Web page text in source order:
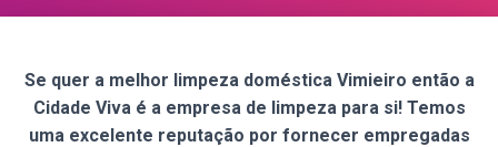
T
I
Se quer a melhor limpeza doméstica Vimieiro então a
Cidade Viva é a empresa de limpeza para si! Temos
uma excelente reputação por fornecer empregadas